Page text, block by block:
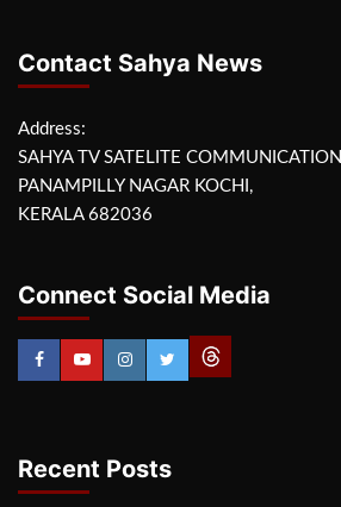
Contact Sahya News
Address:
SAHYA TV SATELITE COMMUNICATION
PANAMPILLY NAGAR KOCHI,
KERALA 682036
Connect Social Media
Recent Posts